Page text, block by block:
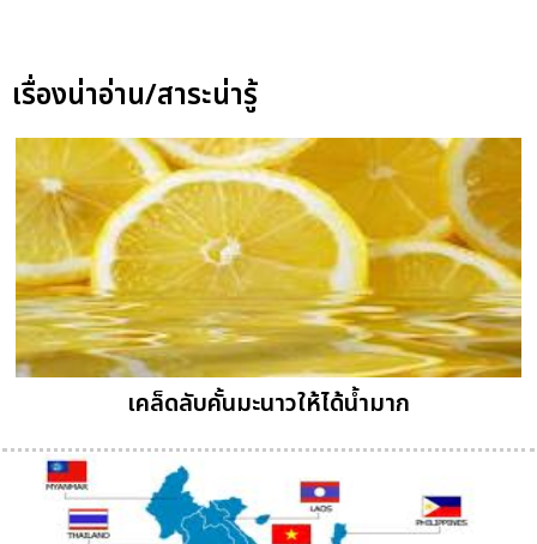
เรื่องน่าอ่าน/สาระน่ารู้
เคล็ดลับคั้นมะนาวให้ได้น้ำมาก